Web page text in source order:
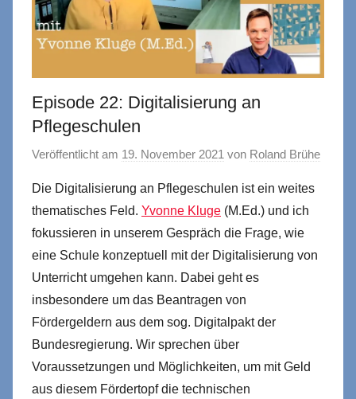
Episode 22: Digitalisierung an
Pflegeschulen
Veröffentlicht am 19. November 2021 von Roland Brühe
Die Digitalisierung an Pflegeschulen ist ein weites
thematisches Feld. Yvonne Kluge (M.Ed.) und ich
fokussieren in unserem Gespräch die Frage, wie
eine Schule konzeptuell mit der Digitalisierung von
Unterricht umgehen kann. Dabei geht es
insbesondere um das Beantragen von
Fördergeldern aus dem sog. Digitalpakt der
Bundesregierung. Wir sprechen über
Voraussetzungen und Möglichkeiten, um mit Geld
aus diesem Fördertopf die technischen